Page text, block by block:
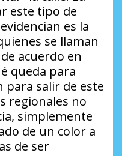
este tipo de
es la
se llaman
acuerdo en
queda para
salir de este
regionales no
simplemente
de un color a
de ser